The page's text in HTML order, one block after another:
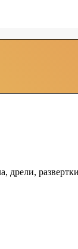
дрели,